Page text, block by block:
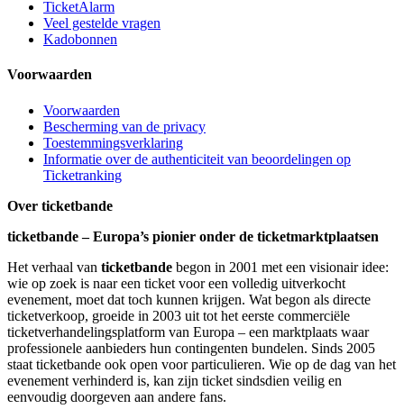
TicketAlarm
Veel gestelde vragen
Kadobonnen
Voorwaarden
Voorwaarden
Bescherming van de privacy
Toestemmingsverklaring
Informatie over de authenticiteit van beoordelingen op
Ticketranking
Over ticketbande
ticketbande – Europa’s pionier onder de ticketmarktplaatsen
Het verhaal van ticketbande begon in 2001 met een visionair idee:
wie op zoek is naar een ticket voor een volledig uitverkocht
evenement, moet dat toch kunnen krijgen. Wat begon als directe
ticketverkoop, groeide in 2003 uit tot het eerste commerciële
ticketverhandelingsplatform van Europa – een marktplaats waar
professionele aanbieders hun contingenten bundelen. Sinds 2005
staat ticketbande ook open voor particulieren. Wie op de dag van het
evenement verhinderd is, kan zijn ticket sindsdien veilig en
eenvoudig doorgeven aan andere fans.